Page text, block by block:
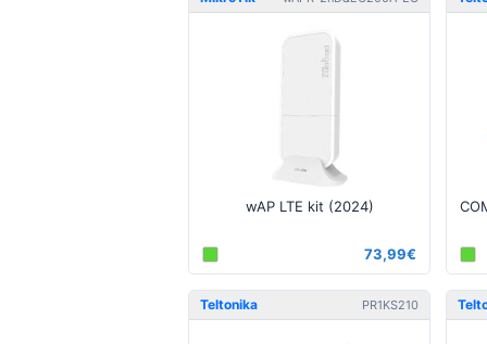
wAP LTE kit (2024)
73,99€
Teltonika PR1KS210